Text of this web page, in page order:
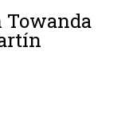
Towanda